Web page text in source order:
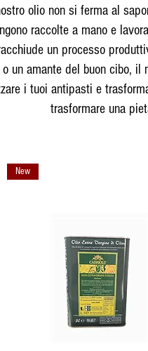
olio non si ferma al
raccolte a mano e
un processo
un amante del buon cibo,
i tuoi antipasti e
trasformare una
New